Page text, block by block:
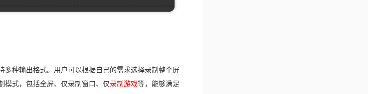
种输出格式。用户可以根据自己的需求选择录制整个屏
模式，包括全屏、仅录制窗口、仅录制游戏等，能够满足